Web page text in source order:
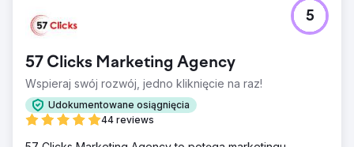
57 Clicks Marketing Agency
Wspieraj swój rozwój, jedno kliknięcie na raz!
Udokumentowane osiągnięcia
44 reviews
5